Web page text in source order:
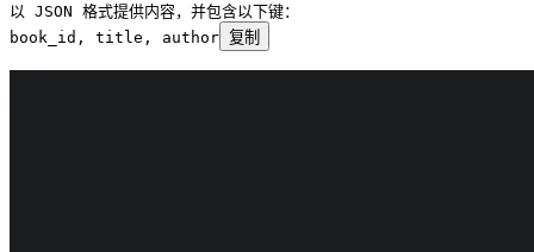
以 JSON 格式提供内容，并包含以下键：
book_id, title, author 复制